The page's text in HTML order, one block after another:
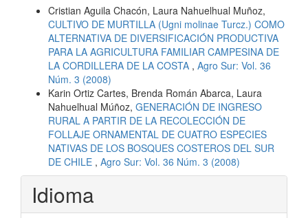
Cristian Aguila Chacón, Laura Nahuelhual Muñoz,
CULTIVO DE MURTILLA (Ugni molinae Turcz.) COMO
ALTERNATIVA DE DIVERSIFICACIÓN PRODUCTIVA
PARA LA AGRICULTURA FAMILIAR CAMPESINA DE
LA CORDILLERA DE LA COSTA , Agro Sur: Vol. 36
Núm. 3 (2008)
Karin Ortiz Cartes, Brenda Román Abarca, Laura
Nahuelhual Múñoz, GENERACIÓN DE INGRESO
RURAL A PARTIR DE LA RECOLECCIÓN DE
FOLLAJE ORNAMENTAL DE CUATRO ESPECIES
NATIVAS DE LOS BOSQUES COSTEROS DEL SUR
DE CHILE , Agro Sur: Vol. 36 Núm. 3 (2008)
Idioma